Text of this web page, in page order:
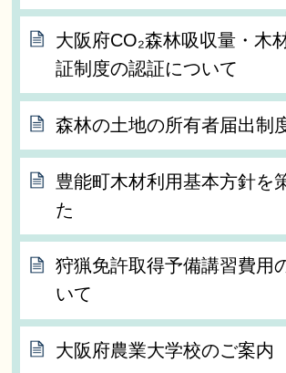
大阪府CO₂森林吸収量・木
証制度の認証について
森林の土地の所有者届出制
豊能町木材利用基本方針を
た
狩猟免許取得予備講習費用
いて
大阪府農業大学校のご案内